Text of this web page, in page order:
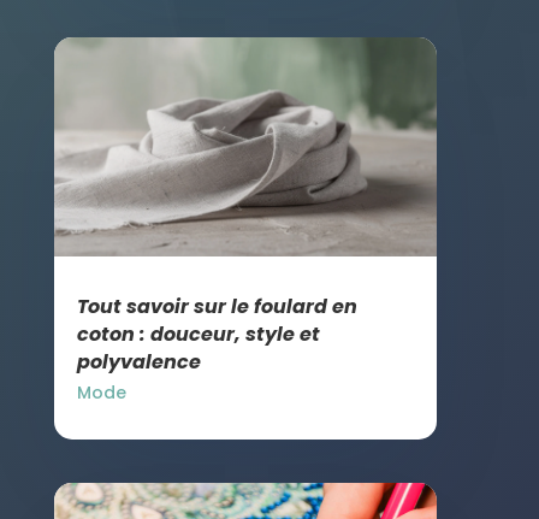
Tout savoir sur le foulard en
coton : douceur, style et
polyvalence
Mode